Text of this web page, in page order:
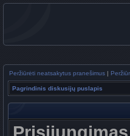
Peržiūrėti neatsakytus pranešimus |
Pagrindinis diskusijų puslapis